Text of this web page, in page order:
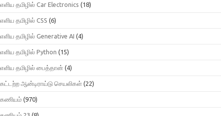
எளிய தமிழில் Car Electronics (18)
எளிய தமிழில் CSS (6)
எளிய தமிழில் Generative AI (4)
எளிய தமிழில் Python (15)
எளிய தமிழில் பைத்தான் (4)
கட்டற்ற ஆன்டிராய்டு செயலிகள் (22)
கணியம் (970)